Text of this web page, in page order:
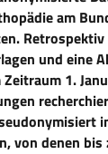
am
und eine
1.
von denen